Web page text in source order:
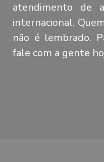
atendimento de
internacional.
não é lembrado.
fale com a gente